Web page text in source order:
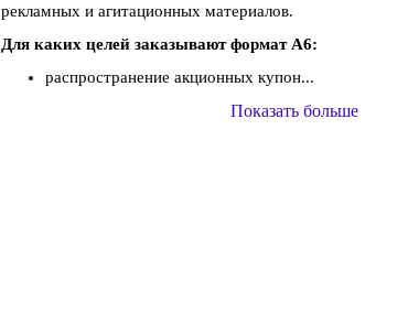
рекламных и агитационных материалов.
Для каких целей заказывают формат А6:
распространение акционных купон...
Показать больше